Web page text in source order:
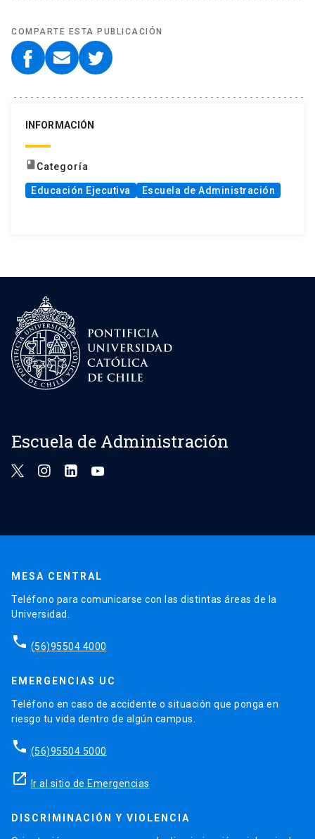
COMPARTE ESTA PUBLICACIÓN
INFORMACIÓN
book Categoría
Educación Ejecutiva Escuela de Administración
Escuela de Administración
MESA CENTRAL
Teléfono para comunicarse con las distintas áreas de la
Universidad.
phone (56)95504 4000
EMERGENCIAS UC
Teléfono en caso de accidente o situación que ponga en
riesgo tu vida dentro de algún campus.
phone (56)95504 5000
launch Ir al sitio de Emergencias
DISCRIMINACIÓN Y VIOLENCIA